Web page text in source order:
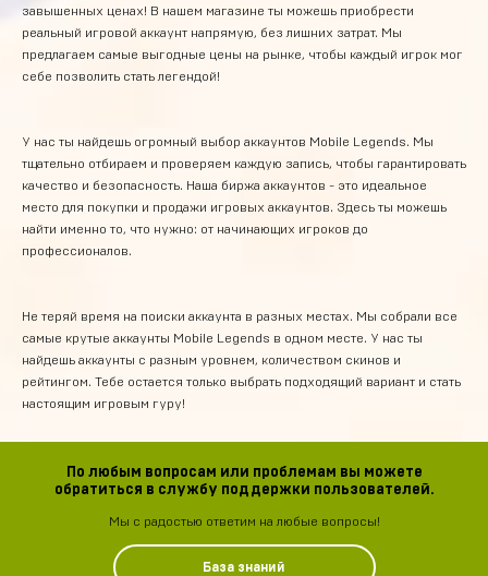
завышенных ценах! В нашем магазине ты можешь приобрести
реальный игровой аккаунт напрямую, без лишних затрат. Мы
предлагаем самые выгодные цены на рынке, чтобы каждый игрок мог
себе позволить стать легендой!
У нас ты найдешь огромный выбор аккаунтов Mobile Legends. Мы
тщательно отбираем и проверяем каждую запись, чтобы гарантировать
качество и безопасность. Наша биржа аккаунтов - это идеальное
место для покупки и продажи игровых аккаунтов. Здесь ты можешь
найти именно то, что нужно: от начинающих игроков до
профессионалов.
Не теряй время на поиски аккаунта в разных местах. Мы собрали все
самые крутые аккаунты Mobile Legends в одном месте. У нас ты
найдешь аккаунты с разным уровнем, количеством скинов и
рейтингом. Тебе остается только выбрать подходящий вариант и стать
настоящим игровым гуру!
По любым вопросам или проблемам вы можете
обратиться в службу поддержки пользователей.
Мы с радостью ответим на любые вопросы!
База знаний